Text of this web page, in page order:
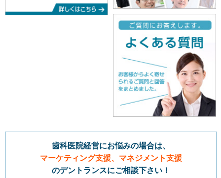
歯科医院経営にお悩みの場合は、
マーケティング支援、マネジメント支援
のデントランスにご相談下さい！